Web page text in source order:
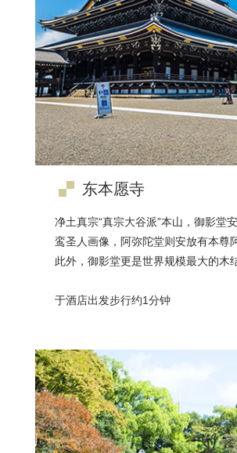
东本愿寺
净土真宗“真宗大谷派”本山，御影堂
鸾圣人画像，阿弥陀堂则安放有本尊
此外，御影堂更是世界规模最大的木
于酒店出发步行约1分钟